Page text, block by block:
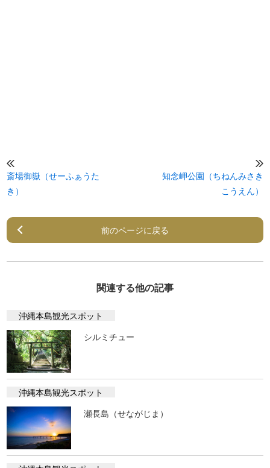
斎場御嶽（せーふぁうた
き）
知念岬公園（ちねんみさき
こうえん）
前のページに戻る
関連する他の記事
沖縄本島観光スポット
シルミチュー
沖縄本島観光スポット
瀬長島（せながじま）